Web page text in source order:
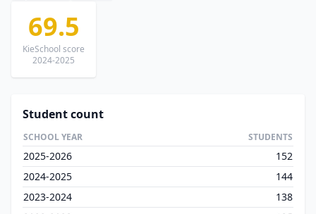
69.5
KieSchool score
2024-2025
Student count
SCHOOL YEAR STUDENTS
2025-2026
152
2024-2025
144
2023-2024
138